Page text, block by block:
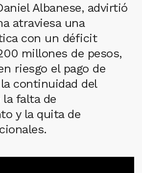
Albanese, advirtió
atraviesa una
con un déficit
millones de pesos,
riesgo el pago de
continuidad del
falta de
y la quita de